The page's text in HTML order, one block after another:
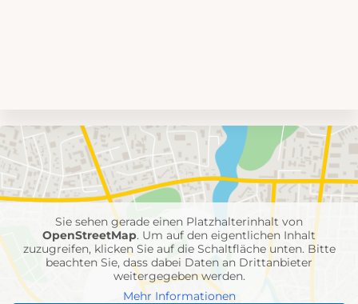
Umgebungskarte
mit
Feuerwehr-
Einheiten
Sie sehen gerade einen Platzhalterinhalt von
OpenStreetMap. Um auf den eigentlichen Inhalt
zuzugreifen, klicken Sie auf die Schaltfläche unten. Bitte
beachten Sie, dass dabei Daten an Drittanbieter
weitergegeben werden.
Mehr Informationen